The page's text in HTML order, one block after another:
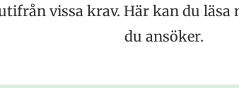
vissa krav. Här kan du läsa
du ansöker.